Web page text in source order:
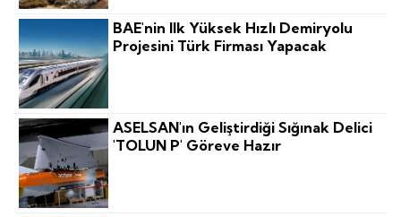
BAE'nin Ilk Yüksek Hızlı Demiryolu
Projesini Türk Firması Yapacak
ASELSAN'ın Geliştirdiği Sığınak Delici
'TOLUN P' Göreve Hazır